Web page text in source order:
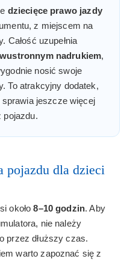
dziecięce prawo jazdy
z miejscem na
Całość uzupełnia
nadrukiem,
nosić swoje
To atrakcyjny dodatek,
jeszcze więcej
pojazdu.
pojazdu dla dzieci
około8–10 godzin. Aby
nie należy
przez dłuższy czas.
warto zapoznać się z